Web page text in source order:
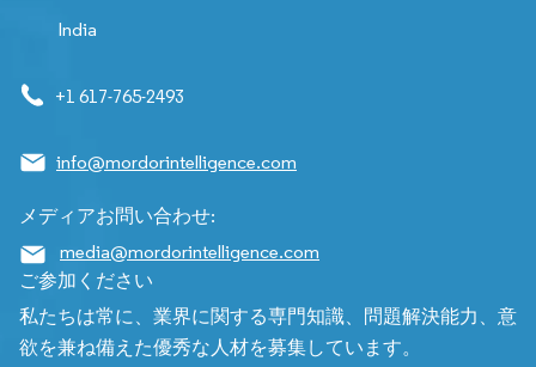
India
+1 617-765-2493
info@mordorintelligence.com
メディアお問い合わせ:
media@mordorintelligence.com
ご参加ください
私たちは常に、業界に関する専門知識、問題解決能力、意
欲を兼ね備えた優秀な人材を募集しています。